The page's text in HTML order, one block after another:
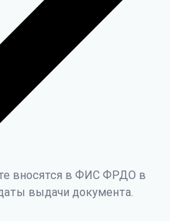
вносятся в ФИС ФРДО в
выдачи документа.